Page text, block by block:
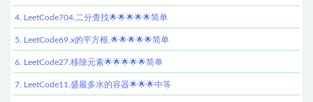
4. LeetCode704.二分查找🌟🌟🌟🌟🌟简单
5. LeetCode69.x的平方根.🌟🌟🌟🌟🌟简单
6. LeetCode27.移除元素🌟🌟🌟🌟🌟简单
7. LeetCode11.盛最多水的容器🌟🌟🌟中等